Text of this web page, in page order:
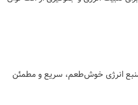
انرژی خوش‌طعم، سریع و مطمئن